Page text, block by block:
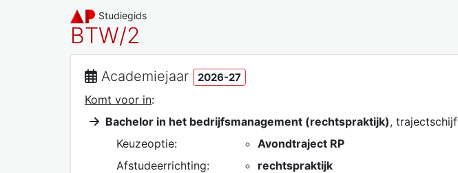
Studiegids
BTW/2
Academiejaar 2026-27
Komt voor in:
Bachelor in het bedrijfsmanagement (rechtspraktijk), trajectschijf
Keuzeoptie:
Avondtraject RP
Afstudeerrichting:
rechtspraktijk